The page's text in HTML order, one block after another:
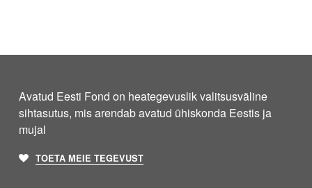
Avatud Eesti Fond on heategevuslik valitsusväline
sihtasutus, mis arendab avatud ühiskonda Eestis ja
mujal
TOETA MEIE TEGEVUST